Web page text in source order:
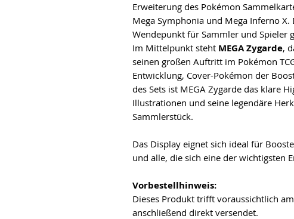
Erweiterung des Pokémon
Mega Symphonia und Mega Inferno
Wendepunkt für Sammler und Spieler
Im Mittelpunkt steht MEGA Zygarde,
seinen großen Auftritt im Pokémon
Entwicklung, Cover-Pokémon der
des Sets ist MEGA Zygarde das klare
Illustrationen und seine legendäre
Sammlerstück.
Das Display eignet sich ideal für
und alle, die sich eine der wichtigsten
Vorbestellhinweis:
Dieses Produkt trifft voraussichtlich am
anschließend direkt versendet.